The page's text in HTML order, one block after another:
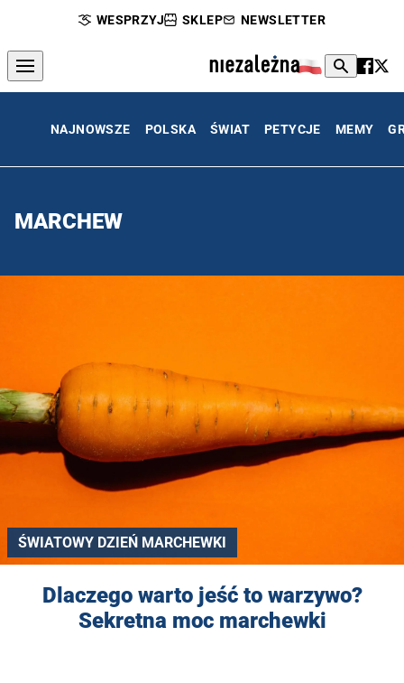
WESPRZYJ SKLEP NEWSLETTER
NAJNOWSZE POLSKA ŚWIAT PETYCJE MEMY
MARCHEW
ŚWIATOWY DZIEŃ MARCHEWKI
Dlaczego warto jeść to warzywo?
Sekretna moc marchewki